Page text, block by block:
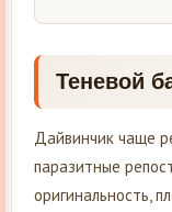
Теневой
Дайвинчик чаще
паразитные
оригинальность,